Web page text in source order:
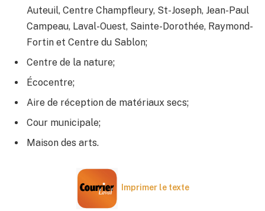
Auteuil, Centre Champfleury, St-Joseph, Jean-Paul
Campeau, Laval-Ouest, Sainte-Dorothée, Raymond-
Fortin et Centre du Sablon​;
Centre de la nature;
Écocentre​;
Aire de réception de matériaux secs;
Cour municipale;​
Maison des arts​​​.
Imprimer le texte